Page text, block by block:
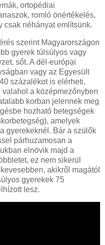
ortopédiai
romló önértékelés,
csak néhányat említsünk.
szerint Magyarországon
gyerek túlsúlyos vagy
sőt. A dél-európai
vagy az Egyesült
százalékot is elérheti,
a középmezőnyben
korban jelennek meg
hozható betegségek
amelyek
gyerekeknél. Bár a szülők
párhuzamosan a
elnövik majd a
ez nem sikerül
akikről magától
gyerekek 75
lesz.